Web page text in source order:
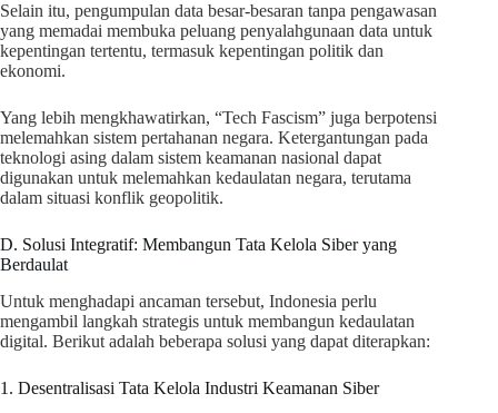
Selain itu, pengumpulan data besar-besaran tanpa pengawasan
yang memadai membuka peluang penyalahgunaan data untuk
kepentingan tertentu, termasuk kepentingan politik dan
ekonomi.
Yang lebih mengkhawatirkan, “Tech Fascism” juga berpotensi
melemahkan sistem pertahanan negara. Ketergantungan pada
teknologi asing dalam sistem keamanan nasional dapat
digunakan untuk melemahkan kedaulatan negara, terutama
dalam situasi konflik geopolitik.
D. Solusi Integratif: Membangun Tata Kelola Siber yang
Berdaulat
Untuk menghadapi ancaman tersebut, Indonesia perlu
mengambil langkah strategis untuk membangun kedaulatan
digital. Berikut adalah beberapa solusi yang dapat diterapkan:
1. Desentralisasi Tata Kelola Industri Keamanan Siber